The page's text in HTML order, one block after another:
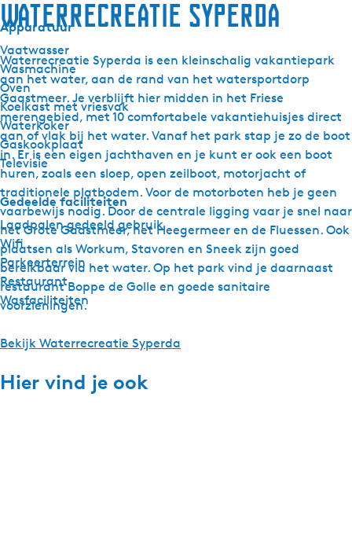
Apparatuur
Vaatwasser
Wasmachine
Oven
Koelkast met vriesvak
Waterkoker
Gaskookplaat
Televisie
Gedeelde faciliteiten
Laadpalen gedeeld gebruik
Wifi
Parkeerterrein
Restaurant
Wasfaciliteiten
Waterrecreatie Syperda
Waterrecreatie Syperda is een kleinschalig vakantiepark
aan het water, aan de rand van het watersportdorp
Gaastmeer. Je verblijft hier midden in het Friese
merengebied, met 10 comfortabele vakantiehuisjes direct
aan of vlak bij het water. Vanaf het park stap je zo de boot
in. Er is een eigen jachthaven en je kunt er ook een boot
huren, zoals een sloep, open zeilboot, motorjacht of
traditionele platbodem. Voor de motorboten heb je geen
vaarbewijs nodig. Door de centrale ligging vaar je snel naar
het Grote Gaastmeer, het Heegermeer en de Fluessen. Ook
plaatsen als Workum, Stavoren en Sneek zijn goed
bereikbaar via het water. Op het park vind je daarnaast
restaurant Boppe de Golle en goede sanitaire
voorzieningen.
Bekijk Waterrecreatie Syperda
Hier vind je ook